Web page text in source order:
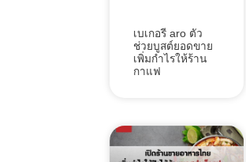
เบเกอรี aro ตัว
ช่วยบูสต์ยอดขาย
เพิ่มกำไรให้ร้าน
กาแฟ